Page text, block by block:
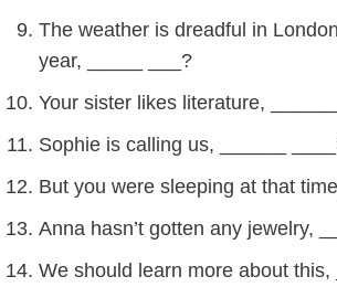
The weather is dreadful in
year, _____ ___?
Your sister likes literature,
Sophie is calling us, ______
But you were sleeping at that
Anna hasn’t gotten any jewelry,
We should learn more about this,